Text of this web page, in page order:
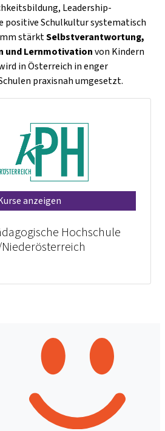
Leadership-
positive Schulkultur systematisch
stärktSelbstverantwortung,
und Lernmotivationvon Kindern
in Österreich in enger
praxisnah umgesetzt.
anzeigen
Hochschule